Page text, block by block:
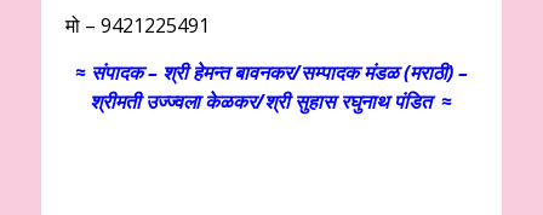
मो – 9421225491
≈ संपादक – श्री हेमन्त बावनकर/सम्पादक मंडळ (मराठी) –
श्रीमती उज्ज्वला केळकर/श्री सुहास रघुनाथ पंडित ≈